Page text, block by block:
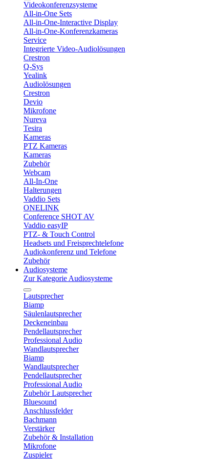
Videokonferenzsysteme
All-in-One Sets
All-in-One-Interactive Display
All-in-One-Konferenzkameras
Service
Integrierte Video-Audiolösungen
Crestron
Q-Sys
Yealink
Audiolösungen
Crestron
Devio
Mikrofone
Nureva
Tesira
Kameras
PTZ Kameras
Kameras
Zubehör
Webcam
All-In-One
Halterungen
Vaddio Sets
ONELINK
Conference SHOT AV
Vaddio easyIP
PTZ- & Touch Control
Headsets und Freisprechtelefone
Audiokonferenz und Telefone
Zubehör
Audiosysteme
Zur Kategorie Audiosysteme
Lautsprecher
Biamp
Säulenlautsprecher
Deckeneinbau
Pendellautsprecher
Professional Audio
Wandlautsprecher
Biamp
Wandlautsprecher
Pendellautsprecher
Professional Audio
Zubehör Lautsprecher
Bluesound
Anschlussfelder
Bachmann
Verstärker
Zubehör & Installation
Mikrofone
Zuspieler